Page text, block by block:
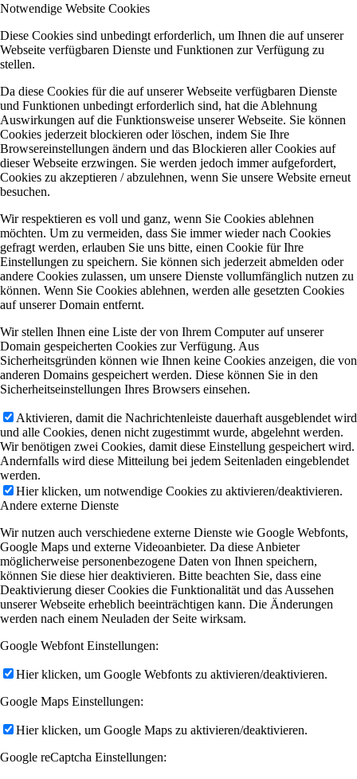
Notwendige Website Cookies
Diese Cookies sind unbedingt erforderlich, um Ihnen die auf unserer
Webseite verfügbaren Dienste und Funktionen zur Verfügung zu
stellen.
Da diese Cookies für die auf unserer Webseite verfügbaren Dienste
und Funktionen unbedingt erforderlich sind, hat die Ablehnung
Auswirkungen auf die Funktionsweise unserer Webseite. Sie können
Cookies jederzeit blockieren oder löschen, indem Sie Ihre
Browsereinstellungen ändern und das Blockieren aller Cookies auf
dieser Webseite erzwingen. Sie werden jedoch immer aufgefordert,
Cookies zu akzeptieren / abzulehnen, wenn Sie unsere Website erneut
besuchen.
Wir respektieren es voll und ganz, wenn Sie Cookies ablehnen
möchten. Um zu vermeiden, dass Sie immer wieder nach Cookies
gefragt werden, erlauben Sie uns bitte, einen Cookie für Ihre
Einstellungen zu speichern. Sie können sich jederzeit abmelden oder
andere Cookies zulassen, um unsere Dienste vollumfänglich nutzen zu
können. Wenn Sie Cookies ablehnen, werden alle gesetzten Cookies
auf unserer Domain entfernt.
Wir stellen Ihnen eine Liste der von Ihrem Computer auf unserer
Domain gespeicherten Cookies zur Verfügung. Aus
Sicherheitsgründen können wie Ihnen keine Cookies anzeigen, die von
anderen Domains gespeichert werden. Diese können Sie in den
Sicherheitseinstellungen Ihres Browsers einsehen.
Aktivieren, damit die Nachrichtenleiste dauerhaft ausgeblendet wird
und alle Cookies, denen nicht zugestimmt wurde, abgelehnt werden.
Wir benötigen zwei Cookies, damit diese Einstellung gespeichert wird.
Andernfalls wird diese Mitteilung bei jedem Seitenladen eingeblendet
werden.
Hier klicken, um notwendige Cookies zu aktivieren/deaktivieren.
Andere externe Dienste
Wir nutzen auch verschiedene externe Dienste wie Google Webfonts,
Google Maps und externe Videoanbieter. Da diese Anbieter
möglicherweise personenbezogene Daten von Ihnen speichern,
können Sie diese hier deaktivieren. Bitte beachten Sie, dass eine
Deaktivierung dieser Cookies die Funktionalität und das Aussehen
unserer Webseite erheblich beeinträchtigen kann. Die Änderungen
werden nach einem Neuladen der Seite wirksam.
Google Webfont Einstellungen:
Hier klicken, um Google Webfonts zu aktivieren/deaktivieren.
Google Maps Einstellungen:
Hier klicken, um Google Maps zu aktivieren/deaktivieren.
Google reCaptcha Einstellungen: